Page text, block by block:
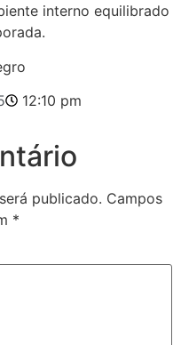
interno equilibrado
12:10 pm
publicado. Campos
*